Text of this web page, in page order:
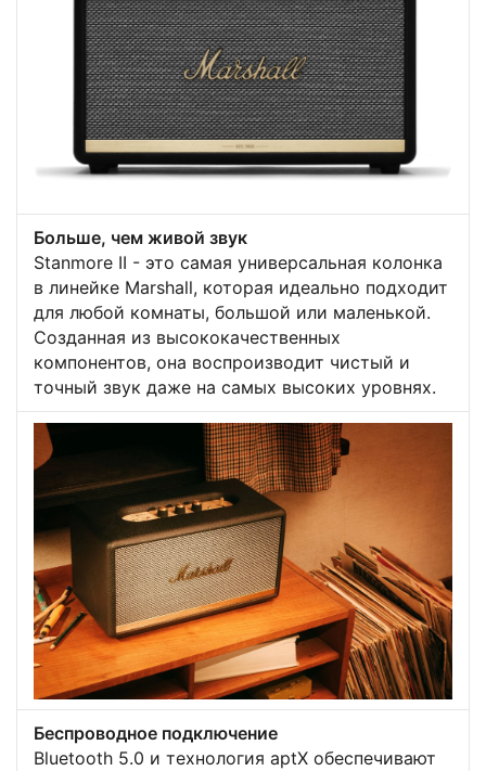
Больше, чем живой звук
Stanmore II - это самая универсальная колонка
в линейке Marshall, которая идеально подходит
для любой комнаты, большой или маленькой.
Созданная из высококачественных
компонентов, она воспроизводит чистый и
точный звук даже на самых высоких уровнях.
Беспроводное подключение
Bluetooth 5.0 и технология aptX обеспечивают